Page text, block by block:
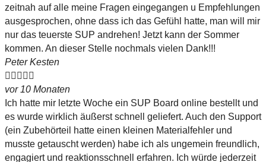
zeitnah auf alle meine Fragen eingegangen u Empfehlungen
ausgesprochen, ohne dass ich das Gefühl hatte, man will mir
nur das teuerste SUP andrehen! Jetzt kann der Sommer
kommen. An dieser Stelle nochmals vielen Dank!!!
Peter Kesten
    
vor 10 Monaten
Ich hatte mir letzte Woche ein SUP Board online bestellt und
es wurde wirklich äußerst schnell geliefert. Auch den Support
(ein Zubehörteil hatte einen kleinen Materialfehler und
musste getauscht werden) habe ich als ungemein freundlich,
engagiert und reaktionsschnell erfahren. Ich würde jederzeit